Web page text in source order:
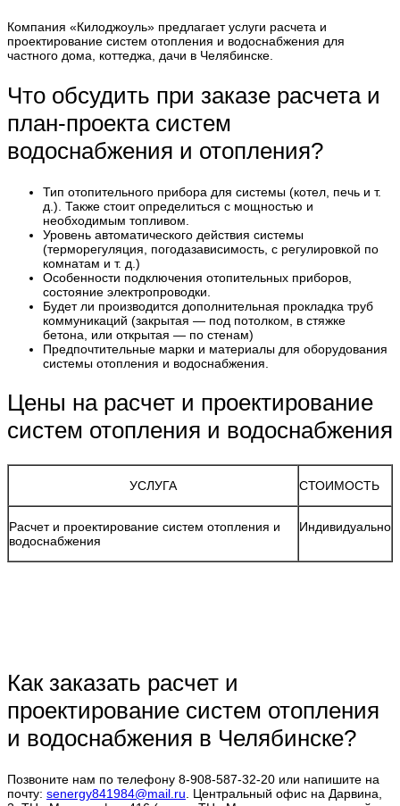
Компания «Килоджоуль» предлагает услуги расчета и
проектирование систем отопления и водоснабжения для
частного дома, коттеджа, дачи в Челябинске.
Что обсудить при заказе расчета и
план-проекта систем
водоснабжения и отопления?
Тип отопительного прибора для системы (котел, печь и т.
д.). Также стоит определиться с мощностью и
необходимым топливом.
Уровень автоматического действия системы
(терморегуляция, погодазависимость, с регулировкой по
комнатам и т. д.)
Особенности подключения отопительных приборов,
состояние электропроводки.
Будет ли производится дополнительная прокладка труб
коммуникаций (закрытая — под потолком, в стяжке
бетона, или открытая — по стенам)
Предпочтительные марки и материалы для оборудования
системы отопления и водоснабжения.
Цены на расчет и проектирование
систем отопления и водоснабжения
УСЛУГА СТОИМОСТЬ
Расчет и проектирование систем отопления и
водоснабжения
Индивидуально
Как заказать расчет и
проектирование систем отопления
и водоснабжения в Челябинске?
Позвоните нам по телефону 8-908-587-32-20 или напишите на
почту: senergy841984@mail.ru . Центральный офис на Дарвина,